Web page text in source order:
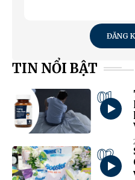
ĐĂNG
TIN NỔI BẬT
01
02